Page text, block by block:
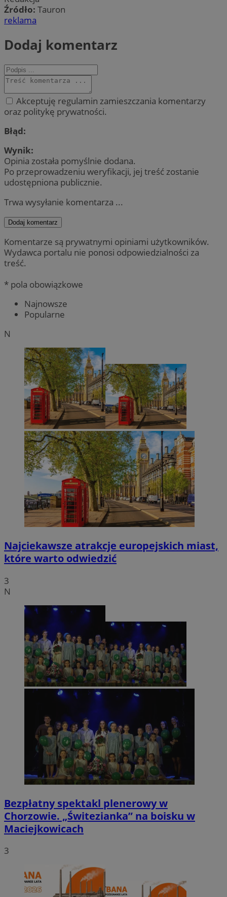
Źródło: Tauron
reklama
Dodaj komentarz
Akceptuję regulamin zamieszczania komentarzy
oraz politykę prywatności.
Błąd:
Wynik:
Opinia została pomyślnie dodana.
Po przeprowadzeniu weryfikacji, jej treść zostanie
udostępniona publicznie.
Trwa wysyłanie komentarza ...
Dodaj komentarz
Komentarze są prywatnymi opiniami użytkowników.
Wydawca portalu nie ponosi odpowiedzialności za
treść.
* pola obowiązkowe
Najnowsze
Popularne
N
Najciekawsze atrakcje europejskich miast,
które warto odwiedzić
3
N
Bezpłatny spektakl plenerowy w
Chorzowie. „Świtezianka” na boisku w
Maciejkowicach
3